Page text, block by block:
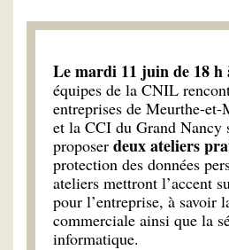
Le mardi 11 juin de 18 h
équipes de la CNIL
entreprises de Meurthe-
et la CCI du Grand Nancy
proposer deux ateliers
protection des données
ateliers mettront l’accent
pour l’entreprise, à savoir
commerciale ainsi que la
informatique.